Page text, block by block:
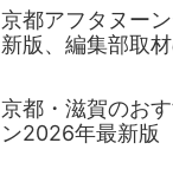
京都アフタヌー
新版、編集部取
京都・滋賀のお
ン2026年最新版